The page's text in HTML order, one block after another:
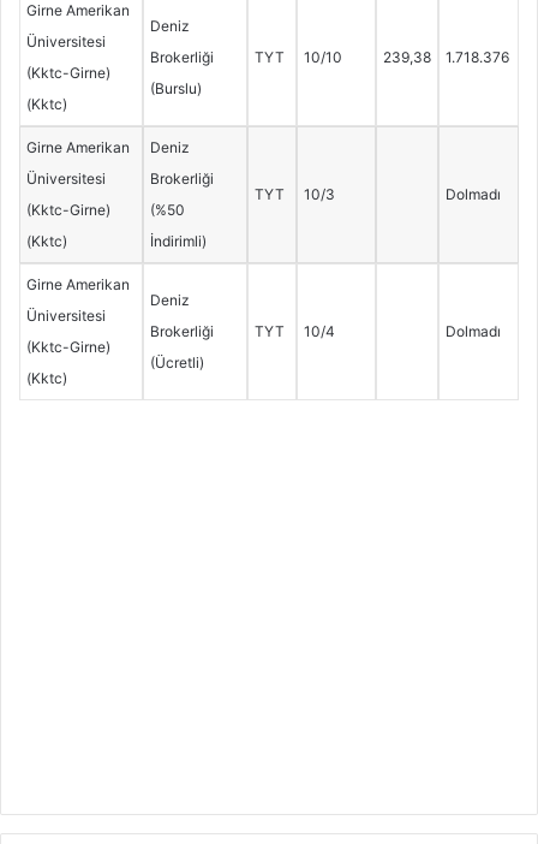
Girne Amerikan
Üniversitesi
(Kktc-Girne)
(Kktc)
Deniz
Brokerliği
(Burslu)
TYT 10/10 239,38 1.718.376
Girne Amerikan
Üniversitesi
(Kktc-Girne)
(Kktc)
Deniz
Brokerliği
(%50
İndirimli)
TYT 10/3 Dolmadı
Girne Amerikan
Üniversitesi
(Kktc-Girne)
(Kktc)
Deniz
Brokerliği
(Ücretli)
TYT 10/4 Dolmadı